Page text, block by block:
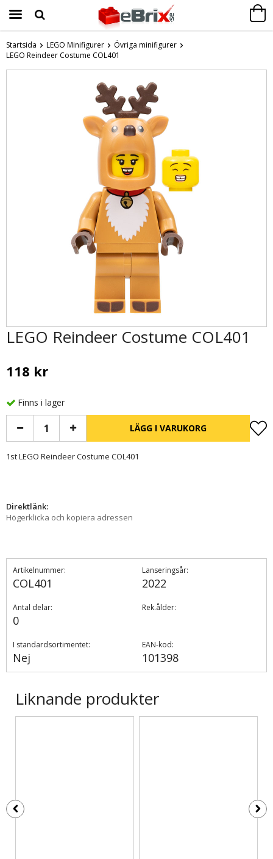
Produkten har blivit tillagd i varukorgen
Startsida LEGO Minifigurer
Övriga minifigurer
LEGO Reindeer Costume COL401
LEGO Reindeer Costume COL401
118 kr
Finns i lager
LÄGG I VARUKORG
1st LEGO Reindeer Costume COL401
Direktlänk:
Högerklicka och kopiera adressen
Artikelnummer:
COL401
Lanseringsår:
2022
Antal delar:
0
Rek.ålder:
I standardsortimentet:
Nej
EAN-kod:
101398
Liknande produkter